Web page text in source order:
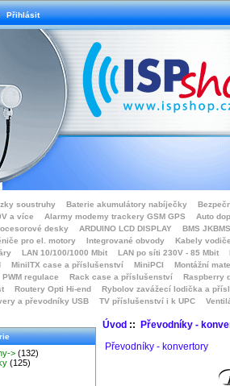
Přihlásit
soustruhy Baterie akumulátory nabíječky
a více
Alarmy modemy trackery GSM GPS
Auto
desky
ARDUINO LCD DISPLAY
BMS
pro el. motory
Integrované obvody
Kabely
LAN 10/100/1000 Mbit LAN po síti 230V - 85 Mbit
MiniITX case a příslušenství MiniPCI
Montážní
PWM regulace Rack case a příslušenství
Raspberry
Routery Opti Hi-end
Rybolov zavážecí lodička a přísl
a převodníky USB
TV příslušenství i k UPC
> (132)
(125)
Úvod:: Převodníky -
Převodníky - konvertory